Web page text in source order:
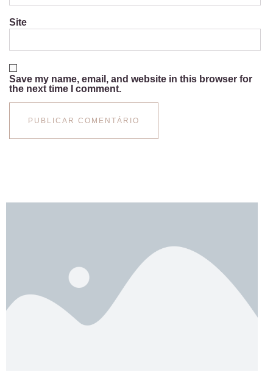
Site
Save my name, email, and website in this browser for
the next time I comment.